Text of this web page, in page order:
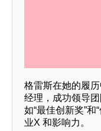
格雷斯在她的履
经理，成功领导
如“最佳创新奖”
业X 和影响力。